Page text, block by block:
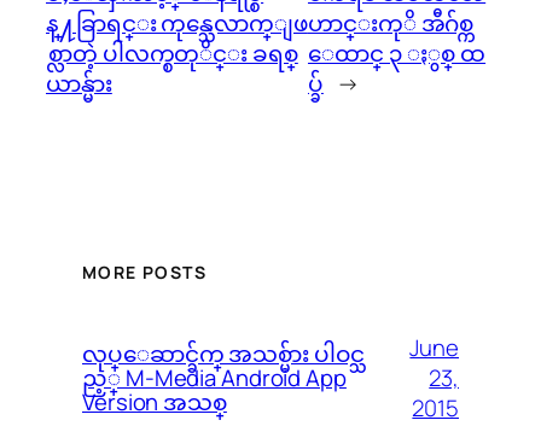
န္႔ခြာရင္း ကုန္သေလာက္ျဖ
စ္လာတဲ့ ပါလက္စတုိင္း ခရစ္
ယာန္မ်ား
ဟာင္းကုိ အီဂ်စ္က
ေထာင္ ၃ ႏွစ္ ထ
ပ္ခ် →
MORE POSTS
လုပ္ေဆာင္ခ်က္ အသစ္မ်ား ပါဝင္သ
ည့္ M-Media Android App
Version အသစ္
June
23,
2015